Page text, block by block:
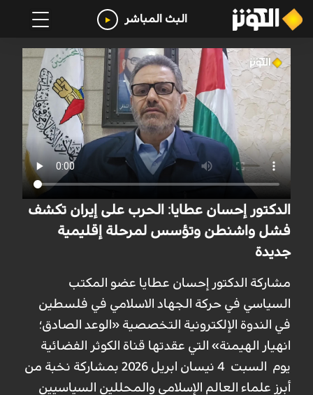
البث المباشر
الدكتور إحسان عطايا: الحرب على إيران تكشف
فشل واشنطن وتؤسس لمرحلة إقليمية
جديدة
مشاركة الدكتور إحسان عطايا عضو المكتب
السياسي في حركة الجهاد الاسلامي في فلسطين
في الندوة الإلكترونية التخصصية «الوعد الصادق؛
انهيار الهيمنة» التي عقدتها قناة الكوثر الفضائية
يوم السبت 4 نيسان ابريل 2026 بمشاركة نخبة من
أبرز علماء العالم الإسلامي والمحللين السياسيين